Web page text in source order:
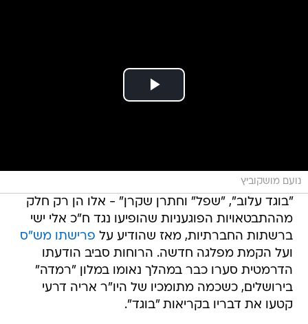
נועם מושקוביץ
"בוגד עלוב", "שפל" וחתרן שקרן" - אלו הן רק חלק
מההתבטאויות הפוגעניות שהופיעו נגד ח"כ אלי ישי
ברשתות החברתיות, מאז שהודיע על פרישתו מש"ס
ועל הקמת מפלגה חדשה. הרוחות סביב הודעתו
הדרמטית סערו כבר במהלך נאומו במלון "רמדה"
בירושלים, כשכמה מתומכיו של היו"ר אריה דרעי
קטעו את דבריו בקריאות "בוגד".